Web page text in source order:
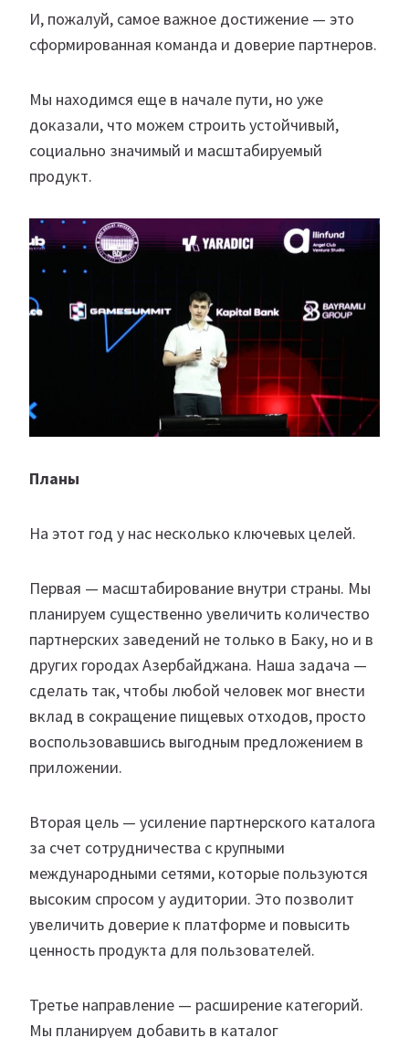
И, пожалуй, самое важное достижение — это
сформированная команда и доверие партнеров.
Мы находимся еще в начале пути, но уже
доказали, что можем строить устойчивый,
социально значимый и масштабируемый
продукт.
Планы
На этот год у нас несколько ключевых целей.
Первая — масштабирование внутри страны. Мы
планируем существенно увеличить количество
партнерских заведений не только в Баку, но и в
других городах Азербайджана. Наша задача —
сделать так, чтобы любой человек мог внести
вклад в сокращение пищевых отходов, просто
воспользовавшись выгодным предложением в
приложении.
Вторая цель — усиление партнерского каталога
за счет сотрудничества с крупными
международными сетями, которые пользуются
высоким спросом у аудитории. Это позволит
увеличить доверие к платформе и повысить
ценность продукта для пользователей.
Третье направление — расширение категорий.
Мы планируем добавить в каталог